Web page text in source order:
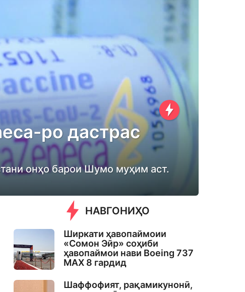
ро дастрас
онҳо барои Шумо муҳим аст.
НАВГОНИҲО
Ширкати ҳавопаймоии
«Сомон Эйр» соҳиби
ҳавопаймои нави Boeing 737
MAX 8 гардид
Шаффофият, рақамикунонӣ,